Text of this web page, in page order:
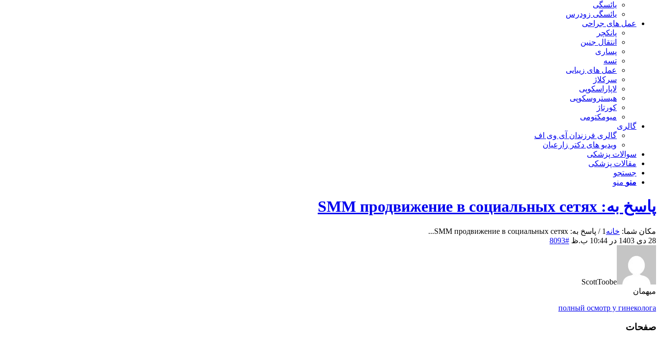
یائسگی
یائسگی زودرس
عمل های جراحی
پانکچر
انتقال جنین
پساری
تسه
عمل های زیبایی
سرکلاژ
لاپاراسکوپی
هیستروسکوپی
کورتاژ
میومکتومی
گالری
گالری فرزندان آی وی اف
ویدیو های دکتر زارعیان
سوالات پزشکی
مقالات پزشکی
جستجو
منو منو
پاسخ به: SMM продвижение в социальных сетях
مکان شما: خانه 1
/ پاسخ به: SMM продвижение в социальных сетях...
28 دی 1403 در 10:44 ب.ظ
#8093
ScottToobe
میهمان
полный осмотр у гинеколога
صفحات